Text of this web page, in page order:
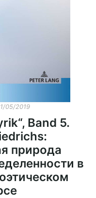
05/2019
Band 5.
природа
в